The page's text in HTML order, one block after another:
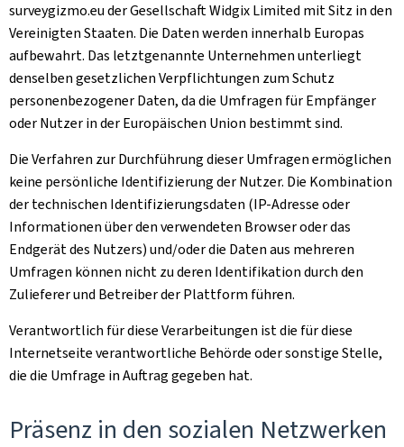
surveygizmo.eu der Gesellschaft Widgix Limited mit Sitz in den
Vereinigten Staaten. Die Daten werden innerhalb Europas
aufbewahrt. Das letztgenannte Unternehmen unterliegt
denselben gesetzlichen Verpflichtungen zum Schutz
personenbezogener Daten, da die Umfragen für Empfänger
oder Nutzer in der Europäischen Union bestimmt sind.
Die Verfahren zur Durchführung dieser Umfragen ermöglichen
keine persönliche Identifizierung der Nutzer. Die Kombination
der technischen Identifizierungsdaten (IP-Adresse oder
Informationen über den verwendeten Browser oder das
Endgerät des Nutzers) und/oder die Daten aus mehreren
Umfragen können nicht zu deren Identifikation durch den
Zulieferer und Betreiber der Plattform führen.
Verantwortlich für diese Verarbeitungen ist die für diese
Internetseite verantwortliche Behörde oder sonstige Stelle,
die die Umfrage in Auftrag gegeben hat.
Präsenz in den sozialen Netzwerken